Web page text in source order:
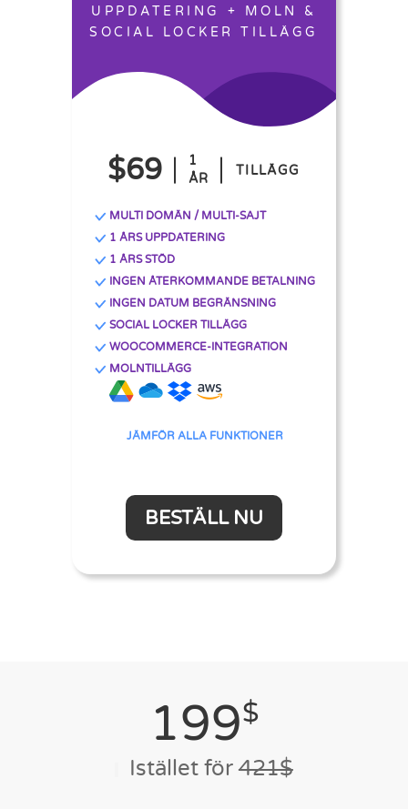
UPPDATERING + MOLN &
SOCIAL LOCKER TILLÄGG
$69
1
ÅR
TILLÄGG
MULTI DOMÄN / MULTI-SAJT
1 ÅRS UPPDATERING
1 ÅRS STÖD
INGEN ÅTERKOMMANDE BETALNING
INGEN DATUM BEGRÄNSNING
SOCIAL LOCKER TILLÄGG
WOOCOMMERCE-INTEGRATION
MOLNTILLÄGG
JÄMFÖR ALLA FUNKTIONER
BESTÄLL NU
199$
Istället för 421$